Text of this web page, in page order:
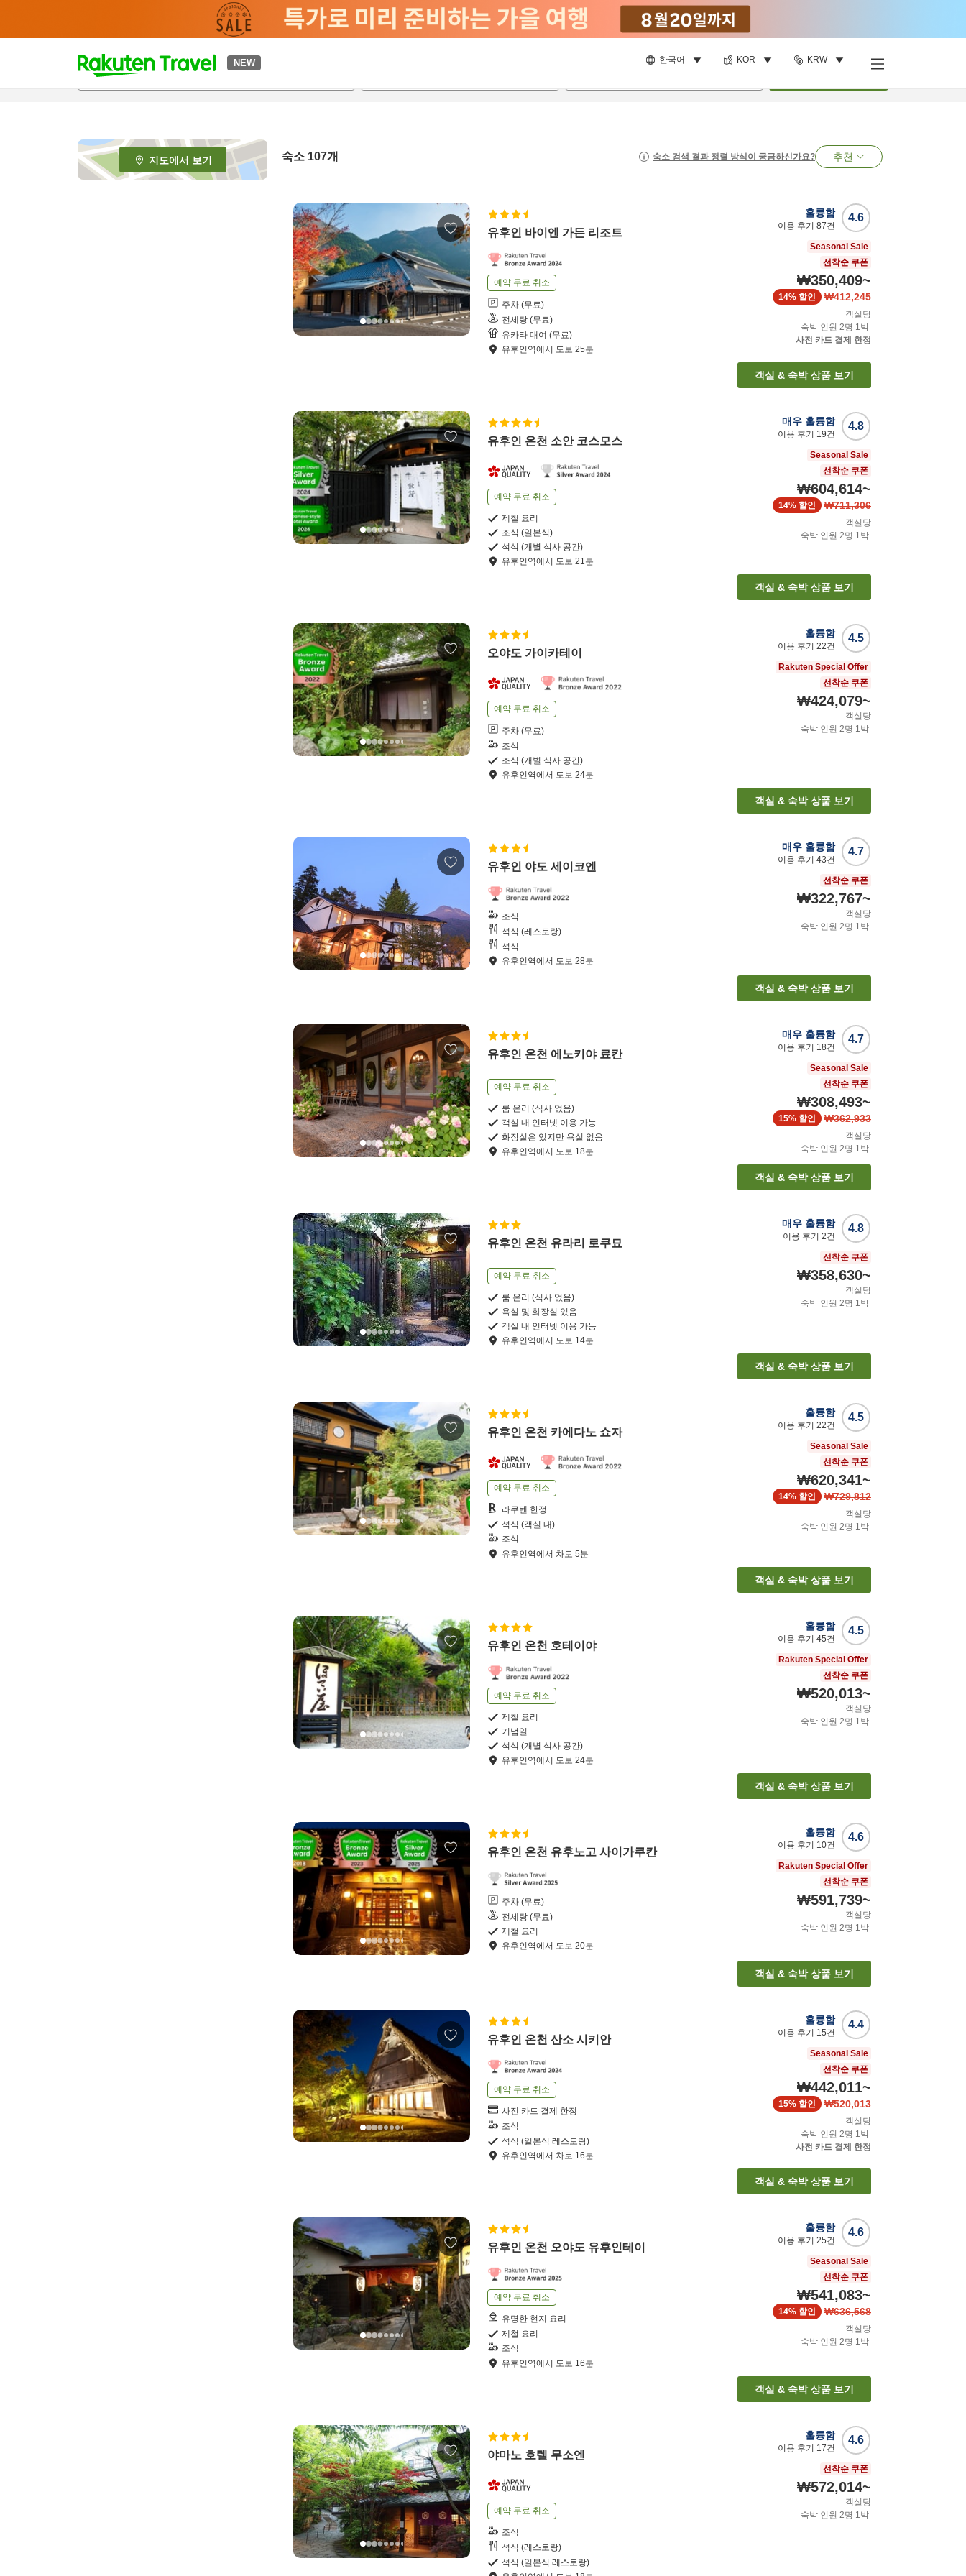
NEW 한국어 KOR KRW
t
p
e
_
s
지도에서 보기 숙소 107개 숙소 검색 결과 정렬 방식이 궁금하신가요? 추천
유후인 바이엔 가든 리조트
예약 무료 취소
주차 (무료)
전세탕 (무료)
유카타 대여 (무료)
유후인역에서 도보 25분
4.6
훌륭함
이용 후기 87건
Seasonal Sale
선착순 쿠폰
₩350,409~
₩412,245
14% 할인
객실당
숙박 인원 2명 1박
사전 카드 결제 한정
객실 & 숙박 상품 보기
유후인 온천 소안 코스모스
예약 무료 취소
제철 요리
조식 (일본식)
석식 (개별 식사 공간)
유후인역에서 도보 21분
4.8
매우 훌륭함
이용 후기 19건
Seasonal Sale
선착순 쿠폰
₩604,614~
₩711,306
14% 할인
객실당
숙박 인원 2명 1박
객실 & 숙박 상품 보기
오야도 가이카테이
예약 무료 취소
주차 (무료)
조식
조식 (개별 식사 공간)
유후인역에서 도보 24분
4.5
훌륭함
이용 후기 22건
Rakuten Special Offer
선착순 쿠폰
₩424,079~
객실당
숙박 인원 2명 1박
객실 & 숙박 상품 보기
유후인 야도 세이코엔
조식
석식 (레스토랑)
석식
유후인역에서 도보 28분
4.7
매우 훌륭함
이용 후기 43건
선착순 쿠폰
₩322,767~
객실당
숙박 인원 2명 1박
객실 & 숙박 상품 보기
유후인 온천 에노키야 료칸
예약 무료 취소
룸 온리 (식사 없음)
객실 내 인터넷 이용 가능
화장실은 있지만 욕실 없음
유후인역에서 도보 18분
4.7
매우 훌륭함
이용 후기 18건
Seasonal Sale
선착순 쿠폰
₩308,493~
₩362,933
15% 할인
객실당
숙박 인원 2명 1박
객실 & 숙박 상품 보기
유후인 온천 유라리 로쿠묘
예약 무료 취소
룸 온리 (식사 없음)
욕실 및 화장실 있음
객실 내 인터넷 이용 가능
유후인역에서 도보 14분
4.8
매우 훌륭함
이용 후기 2건
선착순 쿠폰
₩358,630~
객실당
숙박 인원 2명 1박
객실 & 숙박 상품 보기
유후인 온천 카에다노 쇼자
예약 무료 취소
라쿠텐 한정
석식 (객실 내)
조식
유후인역에서 차로 5분
4.5
훌륭함
이용 후기 22건
Seasonal Sale
선착순 쿠폰
₩620,341~
₩729,812
14% 할인
객실당
숙박 인원 2명 1박
객실 & 숙박 상품 보기
유후인 온천 호테이야
예약 무료 취소
제철 요리
기념일
석식 (개별 식사 공간)
유후인역에서 도보 24분
4.5
훌륭함
이용 후기 45건
Rakuten Special Offer
선착순 쿠폰
₩520,013~
객실당
숙박 인원 2명 1박
객실 & 숙박 상품 보기
유후인 온천 유후노고 사이가쿠칸
주차 (무료)
전세탕 (무료)
제철 요리
유후인역에서 도보 20분
4.6
훌륭함
이용 후기 10건
Rakuten Special Offer
선착순 쿠폰
₩591,739~
객실당
숙박 인원 2명 1박
객실 & 숙박 상품 보기
유후인 온천 산소 시키안
예약 무료 취소
사전 카드 결제 한정
조식
석식 (일본식 레스토랑)
유후인역에서 차로 16분
4.4
훌륭함
이용 후기 15건
Seasonal Sale
선착순 쿠폰
₩442,011~
₩520,013
15% 할인
객실당
숙박 인원 2명 1 박
사전 카드 결제 한정
객실 & 숙박 상품 보기
유후인 온천 오야도 유후인테이
예약 무료 취소
유명한 현지 요리
제철 요리
조식
유후인역에서 도보 16분
4.6
훌륭함
이용 후기 25건
Seasonal Sale
선착순 쿠폰
₩541,083~
₩636,568
14% 할인
객실당
숙박 인원 2명 1 박
객실 & 숙박 상품 보기
야마노 호텔 무소엔
예약 무료 취소
조식
석식 (레스토랑)
석식 (일본식 레스토랑)
4.6
훌륭함
이용 후기 17건
선착순 쿠폰
₩572,014~
객실당
숙박 인원 2명 1 박